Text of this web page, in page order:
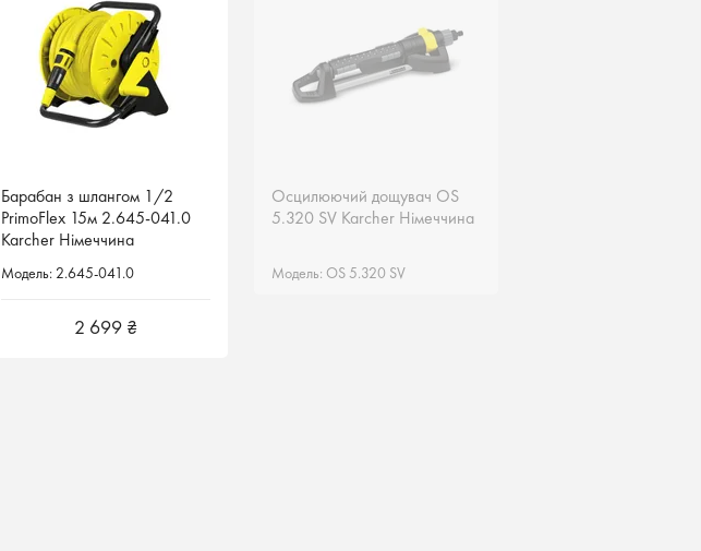
Барабан з шлангом 1/2
PrimoFlex 15м 2.645-041.0
Karcher Німеччина
Модель: 2.645-041.0
2 699 ₴
Осцилюючий дощувач OS
5.320 SV Karcher Німеччина
Модель: OS 5.320 SV